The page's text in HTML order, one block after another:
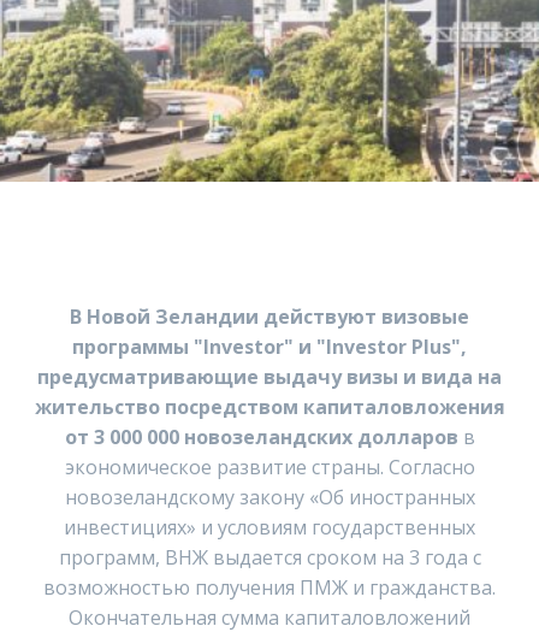
В Новой Зеландии действуют визовые
программы "Investor" и "Investor Plus",
предусматривающие выдачу визы и вида на
жительство посредством капиталовложения
от 3 000 000 новозеландских долларов в
экономическое развитие страны. Согласно
новозеландскому закону «Об иностранных
инвестициях» и условиям государственных
программ, ВНЖ выдается сроком на 3 года с
возможностью получения ПМЖ и гражданства.
Окончательная сумма капиталовложений